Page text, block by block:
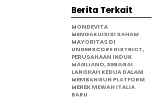
Berita Terkait
MONDEVITA
MENGAKUISISI SAHAM
MAYORITAS DI
UNDERSCORE DISTRICT,
PERUSAHAAN INDUK
MAGLIANO, SEBAGAI
LANGKAH KEDUA DALAM
MEMBANGUN PLATFORM
MEREK MEWAH ITALIA
BARU